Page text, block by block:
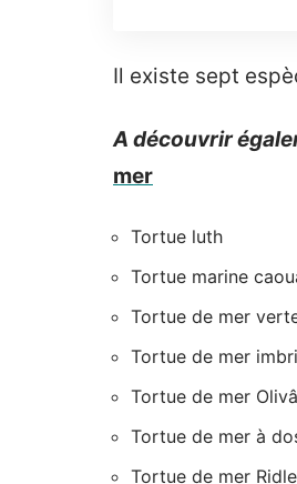
Il existe sept
A découvrir
mer
Tortue luth
Tortue marine
Tortue de mer
Tortue de mer
Tortue de mer
Tortue de mer à
Tortue de mer